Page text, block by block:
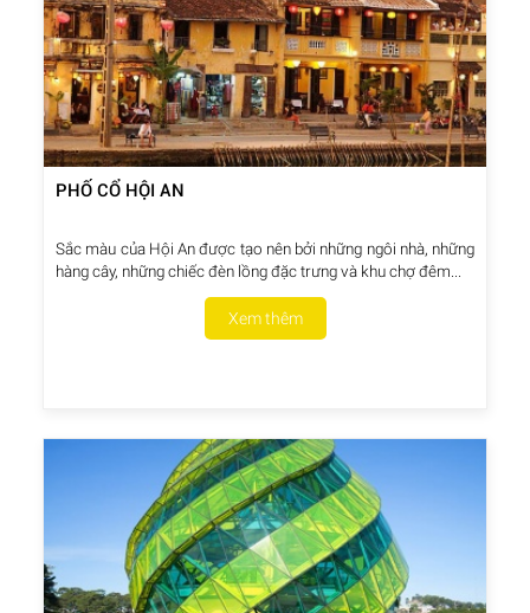
PHỐ CỔ HỘI AN
Sắc màu của Hội An được tạo nên bởi những ngôi nhà, những
hàng cây, những chiếc đèn lồng đặc trưng và khu chợ đêm...
Xem thêm